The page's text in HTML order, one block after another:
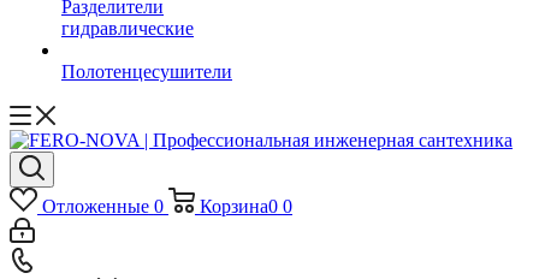
Разделители
гидравлические
Полотенцесушители
Отложенные 0 Корзина0 0